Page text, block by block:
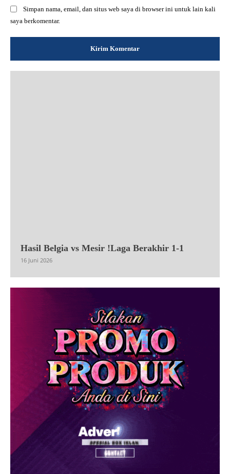
Simpan nama, email, dan situs web saya di browser ini untuk lain kali
saya berkomentar.
Hasil Belgia vs Mesir !Laga Berakhir 1-1
16 Juni 2026